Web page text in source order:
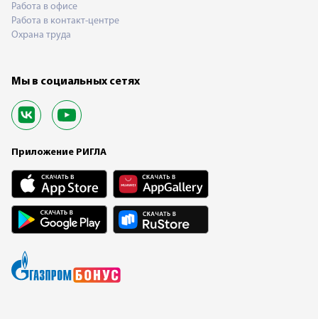
Работа в офисе
Работа в контакт-центре
Охрана труда
Мы в социальных сетях
Приложение РИГЛА